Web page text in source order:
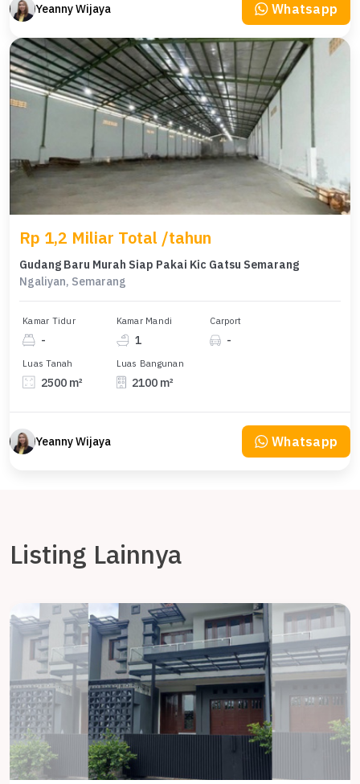
Yeanny Wijaya Whatsapp
Rp 1,2 Miliar Total /tahun
Gudang Baru Murah Siap Pakai Kic Gatsu Semarang
Ngaliyan, Semarang
Kamar Tidur
-
Kamar Mandi
1
Carport
-
Luas Tanah
2500 m²
Luas Bangunan
2100 m²
Yeanny Wijaya Whatsapp
Listing Lainnya